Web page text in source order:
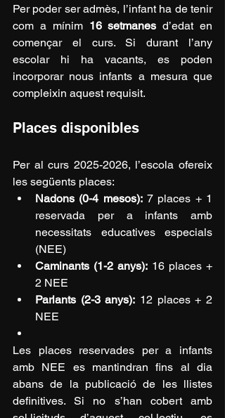
Per poder ser admès, l’infant ha de tenir
com a mínim 16 setmanes d’edat en
començar el curs. Si durant l’any
escolar hi ha vacants, es poden
incorporar nous infants a mesura que
compleixin aquest requisit.
Places disponibles
Per al curs 2025-2026, l’escola ofereix
les següents places:
Nadons (0-4 mesos): 7 places + 1
reservada per a infants amb
necessitats educatives especials
(NEE)
Caminants (1-2 anys): 16 places +
2 NEE
Parlants (2-3 anys): 12 places + 2
NEE
Les places reservades per a infants
amb NEE es mantindran fins al dia
abans de la publicació de les llistes
definitives. Si no s’han cobert amb